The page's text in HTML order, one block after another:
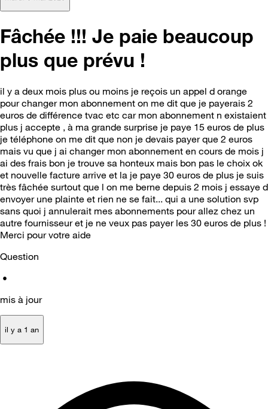
Fâchée !!! Je paie beaucoup
plus que prévu !
il y a deux mois plus ou moins je reçois un appel d orange
pour changer mon abonnement on me dit que je payerais 2
euros de différence tvac etc car mon abonnement n existaient
plus j accepte , à ma grande surprise je paye 15 euros de plus
je téléphone on me dit que non je devais payer que 2 euros
mais vu que j ai changer mon abonnement en cours de mois j
ai des frais bon je trouve sa honteux mais bon pas le choix ok
et nouvelle facture arrive et la je paye 30 euros de plus je suis
très fâchée surtout que l on me berne depuis 2 mois j essaye d
envoyer une plainte et rien ne se fait... qui a une solution svp
sans quoi j annulerait mes abonnements pour allez chez un
autre fournisseur et je ne veux pas payer les 30 euros de plus !
Merci pour votre aide
Question
•
mis à jour
il y a 1 an